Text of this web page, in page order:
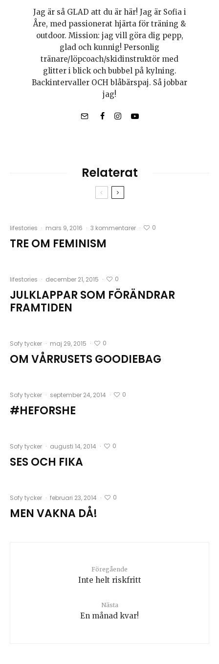
Jag är så GLAD att du är här! Jag är Sofia i
Åre, med passionerat hjärta för träning &
outdoor. Mission: jag vill göra dig pepp,
glad och kunnig! Personlig
tränare/löpcoach/skidinstruktör med
glitter i blick och bubbel på kylning.
Backintervaller OCH blåbärspaj. Så jobbar
jag!
Relaterat
lifestories · mars 9, 2016 · 3 kommentarer · 0
TRE OM FEMINISM
lifestories · december 21, 2015 · 0
JULKLAPPAR SOM FÖRÄNDRAR
FRAMTIDEN
Sofy tycker · maj 29, 2015 · 0
OM VÅRRUSETS GOODIEBAG
Sofy tycker · september 24, 2014 · 0
#HEFORSHE
Sofy tycker · augusti 14, 2014 · 0
SES OCH FIKA
Sofy tycker · februari 23, 2014 · 0
MEN VAKNA DÅ!
Föregående
Inte helt riskfritt
Nästa
En månad kvar!